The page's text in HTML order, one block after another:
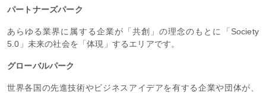
パートナーズパーク
あらゆる業界に属する企業が「共創」の理念のもとに「Society
5.0」未来の社会を「体現」するエリアです。
グローバルパーク
世界各国の先進技術やビジネスアイデアを有する企業や団体が、